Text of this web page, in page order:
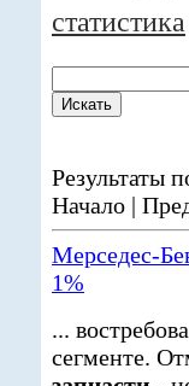
статистика
Результаты
Начало |
Мерседес-
1%
...
сегменте.